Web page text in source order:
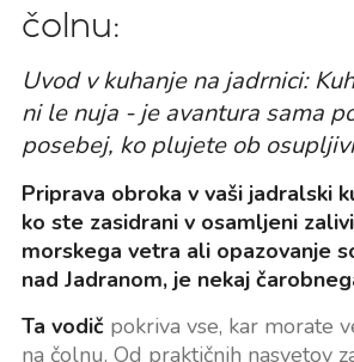
čolnu:
Uvod v kuhanje na jadrnici:
ni le nuja - je avantura sama
posebej, ko plujete ob
Priprava obroka v vaši jadralski
ko ste zasidrani v osamljeni
morskega vetra ali opazovanje
nad Jadranom, je nekaj
Ta vodičpokriva vse, kar morate
na čolnu. Od praktičnih nasvetov